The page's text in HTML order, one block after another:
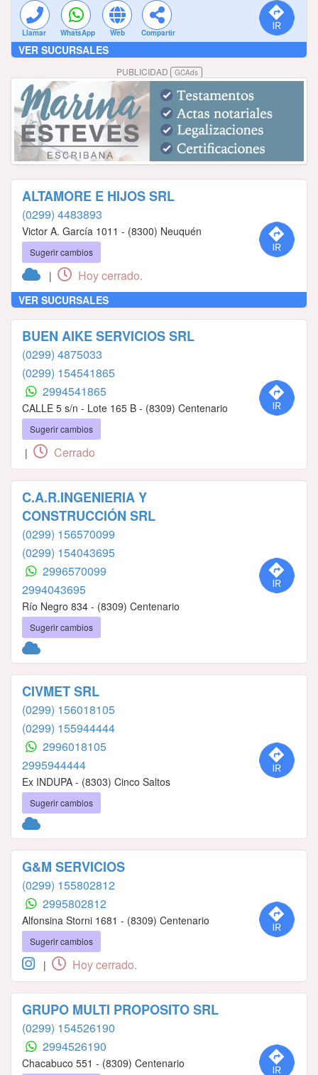
Llamar WhatsApp Web Compartir
VER SUCURSALES
PUBLICIDAD GCAds
ALTAMORE E HIJOS SRL
(0299) 4483893
Victor A. García 1011 - (8300) Neuquén
Sugerir cambios
| Hoy cerrado.
VER SUCURSALES
BUEN AIKE SERVICIOS SRL
(0299) 4875033
(0299) 154541865
2994541865
CALLE 5 s/n - Lote 165 B - (8309) Centenario
Sugerir cambios
| Cerrado
C.A.R.INGENIERIA Y
CONSTRUCCIÓN SRL
(0299) 156570099
(0299) 154043695
2996570099
2994043695
Río Negro 834 - (8309) Centenario
Sugerir cambios
CIVMET SRL
(0299) 156018105
(0299) 155944444
2996018105
2995944444
Ex INDUPA - (8303) Cinco Saltos
Sugerir cambios
G&M SERVICIOS
(0299) 155802812
2995802812
Alfonsina Storni 1681 - (8309) Centenario
Sugerir cambios
| Hoy cerrado.
GRUPO MULTI PROPOSITO SRL
(0299) 154526190
2994526190
Chacabuco 551 - (8309) Centenario